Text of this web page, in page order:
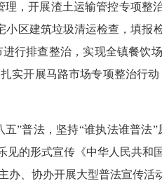
理，开展渣土运输管控专项整
区建筑垃圾清运检查，填
行排查整治，实现全镇餐饮
实开展马路市场专项整治行
五”普法，坚持“谁执法谁普法”
见的形式宣传《中华人民共
办、协办开展大型普法宣传活